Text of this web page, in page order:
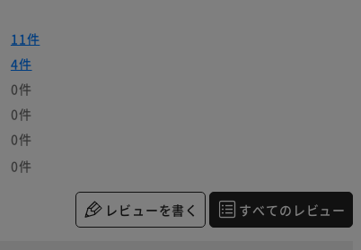
11件
4件
0件
0件
0件
0件
レビューを書く すべてのレビュー